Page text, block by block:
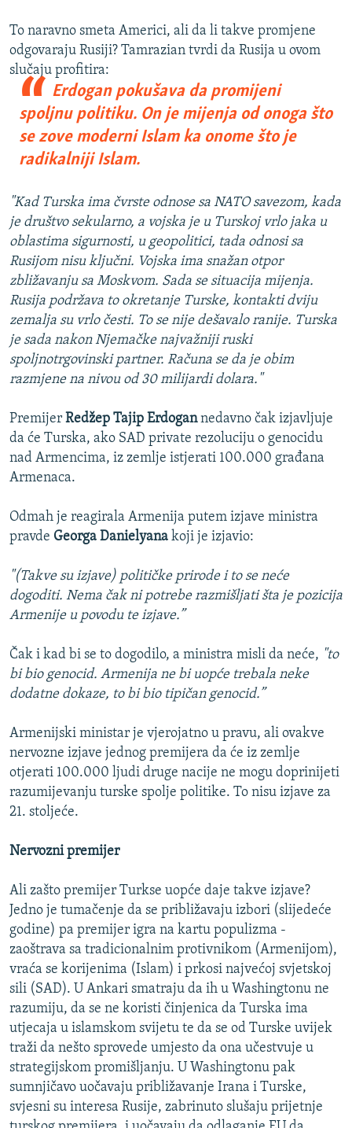
To naravno smeta Americi, ali da li takve promjene
odgovaraju Rusiji? Tamrazian tvrdi da Rusija u ovom
slučaju profitira:
Erdogan pokušava da promijeni
spoljnu politiku. On je mijenja od onoga što
se zove moderni Islam ka onome što je
radikalniji Islam.
"Kad Turska ima čvrste odnose sa NATO savezom, kada
je društvo sekularno, a vojska je u Turskoj vrlo jaka u
oblastima sigurnosti, u geopolitici, tada odnosi sa
Rusijom nisu ključni. Vojska ima snažan otpor
zbližavanju sa Moskvom. Sada se situacija mijenja.
Rusija podržava to okretanje Turske, kontakti dviju
zemalja su vrlo česti. To se nije dešavalo ranije. Turska
je sada nakon Njemačke najvažniji ruski
spoljnotrgovinski partner. Računa se da je obim
razmjene na nivou od 30 milijardi dolara."
Premijer Redžep Tajip Erdogannedavno čak izjavljuje
da će Turska, ako SAD private rezoluciju o genocidu
nad Armencima, iz zemlje istjerati 100.000 građana
Armenaca.
Odmah je reagirala Armenija putem izjave ministra
pravde Georga Danielyana koji je izjavio:
"(Takve su izjave) političke prirode i to se neće
dogoditi. Nema čak ni potrebe razmišljati šta je pozicija
Armenije u povodu te izjave.”
Čak i kad bi se to dogodilo, a ministra misli da neće, "to
bi bio genocid. Armenija ne bi uopće trebala neke
dodatne dokaze, to bi bio tipičan genocid.”
Armenijski ministar je vjerojatno u pravu, ali ovakve
nervozne izjave jednog premijera da će iz zemlje
otjerati 100.000 ljudi druge nacije ne mogu doprinijeti
razumijevanju turske spolje politike. To nisu izjave za
21. stoljeće.
Nervozni premijer
Ali zašto premijer Turkse uopće daje takve izjave?
Jedno je tumačenje da se približavaju izbori (slijedeće
godine) pa premijer igra na kartu populizma -
zaoštrava sa tradicionalnim protivnikom (Armenijom),
vraća se korijenima (Islam) i prkosi najvećoj svjetskoj
sili (SAD). U Ankari smatraju da ih u Washingtonu ne
razumiju, da se ne koristi činjenica da Turska ima
utjecaja u islamskom svijetu te da se od Turske uvijek
traži da nešto sprovede umjesto da ona učestvuje u
strategijskom promišljanju. U Washingtonu pak
sumnjičavo uočavaju približavanje Irana i Turske,
svjesni su interesa Rusije, zabrinuto slušaju prijetnje